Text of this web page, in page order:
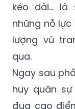
kéo dài… là
những nỗ
lượng vũ
qua.
Ngay sau
huy quân
đua cao